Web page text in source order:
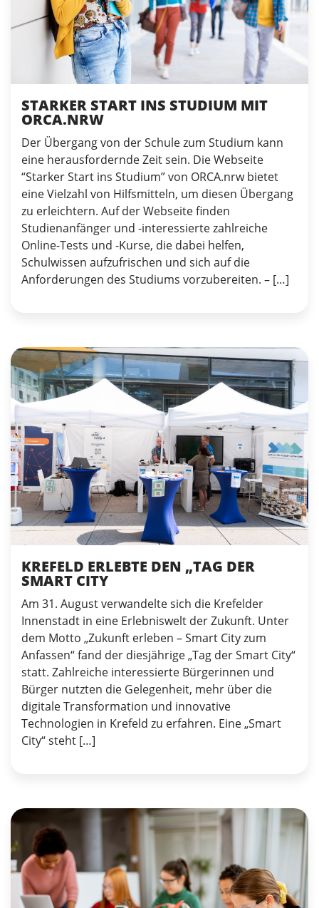
STARKER START INS STUDIUM MIT
ORCA.NRW
Der Übergang von der Schule zum Studium kann
eine herausfordernde Zeit sein. Die Webseite
“Starker Start ins Studium” von ORCA.nrw bietet
eine Vielzahl von Hilfsmitteln, um diesen Übergang
zu erleichtern. Auf der Webseite finden
Studienanfänger und -interessierte zahlreiche
Online-Tests und -Kurse, die dabei helfen,
Schulwissen aufzufrischen und sich auf die
Anforderungen des Studiums vorzubereiten. – […]
KREFELD ERLEBTE DEN „TAG DER
SMART CITY
Am 31. August verwandelte sich die Krefelder
Innenstadt in eine Erlebniswelt der Zukunft. Unter
dem Motto „Zukunft erleben – Smart City zum
Anfassen“ fand der diesjährige „Tag der Smart City“
statt. Zahlreiche interessierte Bürgerinnen und
Bürger nutzten die Gelegenheit, mehr über die
digitale Transformation und innovative
Technologien in Krefeld zu erfahren. Eine „Smart
City“ steht […]